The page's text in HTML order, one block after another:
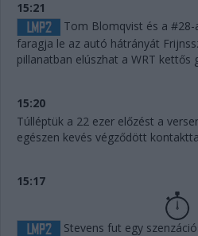
15:21
Tom Blomqvist és a
faragja le az autó hátrányát
pillanatban elúszhat a WRT kettős
15:20
Túlléptük a 22 ezer előzést a
egészen kevés végződött
15:17
Stevens fut egy